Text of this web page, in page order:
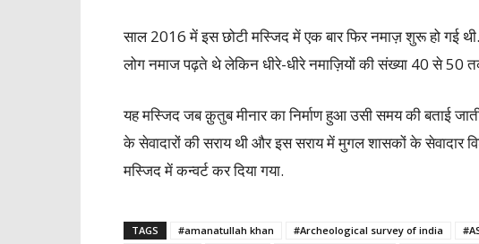
साल 2016 में इस छोटी मस्जिद में एक बार फिर नमाज़ शुरू हो गई
लोग नमाज पढ़ते थे लेकिन धीरे-धीरे नमाज़ियों की संख्या 40 से 50
यह मस्जिद जब क़ुतुब मीनार का निर्माण हुआ उसी समय की बताई
के सेवादारों की सराय थी और इस सराय में मुगल शासकों के सेवादार
मस्जिद में कन्वर्ट कर दिया गया.
TAGS #amanatullah khan #Archeological survey of india